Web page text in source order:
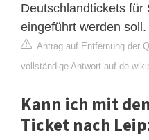
Deutschlandtickets für
eingeführt werden soll.
Antrag auf Entfernung der
vollständige Antwort auf
Kann ich mit
Ticket nach